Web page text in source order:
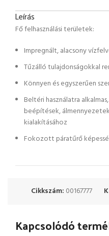
Leírás
Fő felhasználási területek:
Impregnált, alacsony
Tűzálló tulajdonságokkal
Könnyen és egyszerűen
Beltéri használatra
beépítések,
kialakításához
Fokozott páratűrő
Cikkszám: 00167777
Kapcsolódó